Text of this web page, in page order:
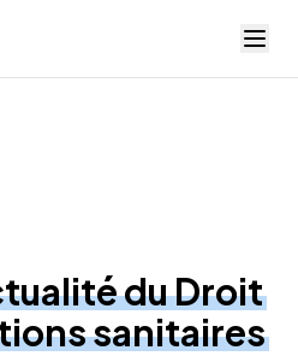
du Droit
sanitaires